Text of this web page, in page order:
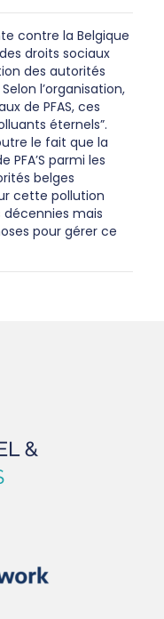
contre la Belgique
droits sociaux
des autorités
l’organisation,
de PFAS, ces
éternels”.
le fait que la
PFA’S parmi les
belges
cette pollution
décennies mais
pour gérer ce